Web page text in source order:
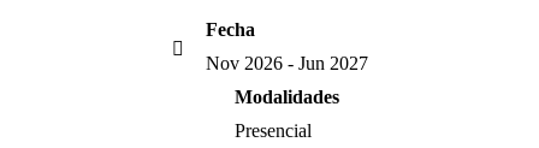
Fecha
Nov 2026 - Jun 2027
Modalidades
Presencial